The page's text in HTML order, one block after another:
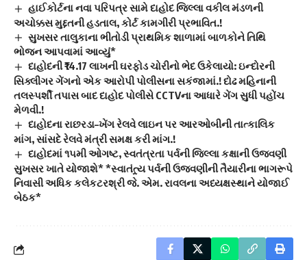
હાઈકોર્ટના નવા પરિપત્ર સામે દાહોદ જિલ્લા વકીલ મંડળની
અચોક્કસ મુદ્દતની હડતાલ, કોર્ટ કામગીરી પ્રભાવિત.!
સુખસર તાલુકાના ભીતોડી પ્રાથમિક શાળામાં બાળકોને તિથિ
ભોજન આપવામાં આવ્યું*
દાહોદની ₹14.17 લાખની ઘરફોડ ચોરીનો ભેદ ઉકેલાયો: ઇન્દોરની
સિક્લીગર ગેંગનો એક આરોપી પોલીસના સકંજામાં.! દોઢ મહિનાની
તલસ્પર્શી તપાસ બાદ દાહોદ પોલીસે CCTVના આધારે ગેંગ સુધી પહોંચ
મેળવી.!
દાહોદના રાછરડા–ખેંગ રેલવે લાઇન પર આરઓબીની તાત્કાલિક
માંગ, સાંસદે રેલવે મંત્રી સમક્ષ કરી માંગ.!
દાહોદમાં ૧૫મી ઓગષ્ટ, સ્વતંત્રતા પર્વની જિલ્લા કક્ષાની ઉજવણી
સુખસર ખાતે યોજાશે* *સ્વાતંત્ર્ય પર્વની ઉજવણીની તૈયારીના ભાગરૂપે
નિવાસી અધિક કલેકટરશ્રી જે. એમ. રાવલના અધ્યક્ષસ્થાને યોજાઈ
બેઠક*